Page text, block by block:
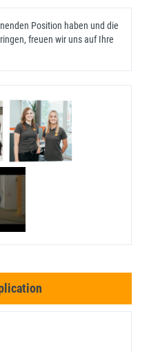
Position haben und die
freuen wir uns auf Ihre